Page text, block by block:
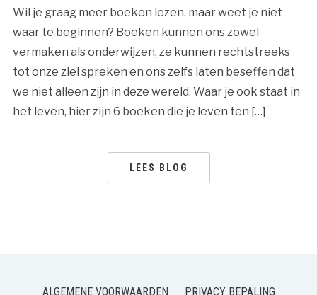
Wil je graag meer boeken lezen, maar weet je niet
waar te beginnen? Boeken kunnen ons zowel
vermaken als onderwijzen, ze kunnen rechtstreeks
tot onze ziel spreken en ons zelfs laten beseffen dat
we niet alleen zijn in deze wereld. Waar je ook staat in
het leven, hier zijn 6 boeken die je leven ten […]
LEES BLOG
ALGEMENE VOORWAARDEN PRIVACY BEPALING